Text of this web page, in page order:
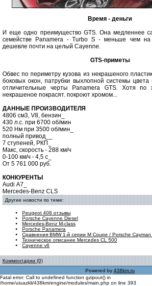
Время - деньги
И еще одно преимущество GTS. Она медленнее
семействе Panamera - Turbo S - меньше чем на
дешевле почти на целый Cayenne.
GTS-приметы
Обвес по периметру кузова из некрашеного
боковых окон, патрубки выхлопной системы
отличительные черты Panamera GTS. Хотя по
некрашеное покрасят. покроют хромом...
ДАННЫЕ ПРОИЗВОДИТЕЛЯ
4806 см3, V8, бензин_
430 л.с. при 6700 об/мин
520 Нм при 3500 об/мин_
полный привод__
7 ступеней, РКП_
Макс, скорость - 288 км/ч
0-100 км/ч - 4,5 с_
От 5 761 000 руб.
КОНКУРЕНТЫ
Audi А7_
Mercedes-Benz CLS
Другие новости по теме:
Peugeot 408 отзывы
Porsche Cayenne Diesel
Mercedes-Benz M-class
Porsche Panamera
Сравнения BMW 1-й серии M Coupe / Porsche Cayman
Техническое описание Mercedes CL 500
Cayenne v6
Комментарии (0)
Powered by 438km.ru
Fatal error: Call to undefined function gzipout() in
/home/uiuazkli/438km/engine/modules/main.php on line 393